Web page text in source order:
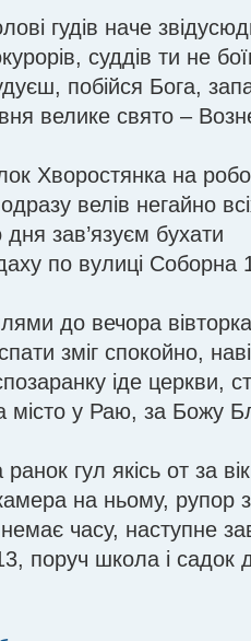
гудів наче
суддів ти не
побійся Бога,
велике свято –
Хворостянка на
велів негайно
зав’язуєм бухати
по вулиці Соборна
до вечора
зміг спокойно,
іде церкви,
місто у Раю, за Божу
гул якісь от за
на ньому, рупор
часу, наступне
поруч школа і садок